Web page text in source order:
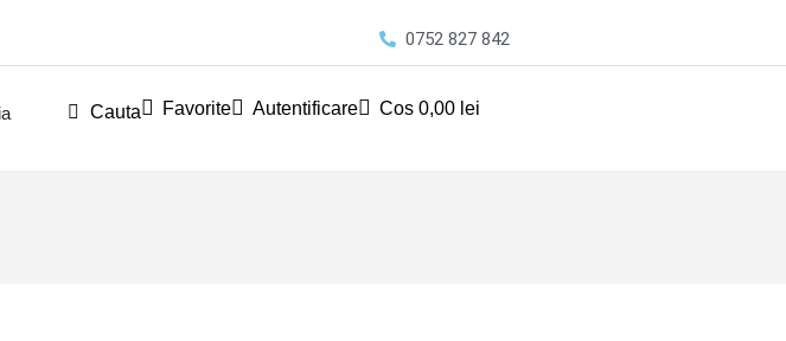
0752 827 842
Cauta Favorite Autentificare Cos 0,00 lei